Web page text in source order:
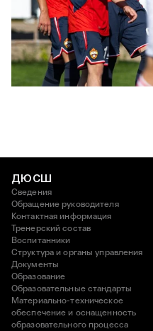
ЮФЛ: Московское дерби на
3 АВГУСТА 2026 14:15
ДЮСШ
Сведения
Обращение руководителя
Контактная информация
Тренерский состав
Воспитанники
Структура и органы управления
Документы
Образование
Образовательные стандарты
Материально-техническое
обеспечение и оснащенность
образовательного процесса